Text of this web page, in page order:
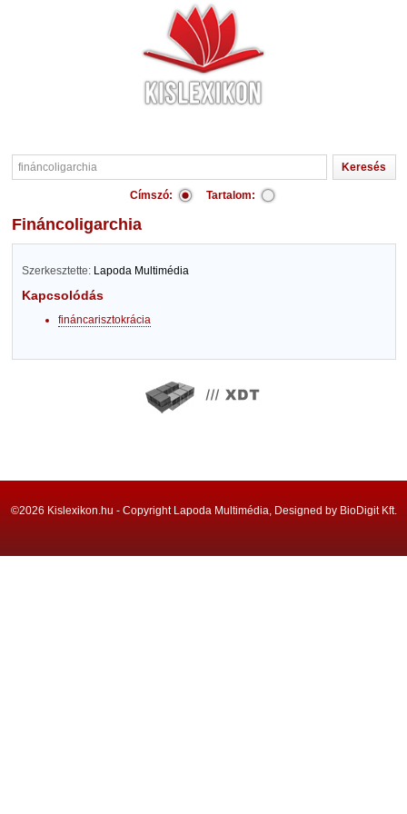
Címszó: Tartalom:
fináncoligarchia
Szerkesztette: Lapoda Multimédia
Kapcsolódás
fináncarisztokrácia
©2026 Kislexikon.hu - Copyright Lapoda Multimédia, Designed by BioDigit Kft.